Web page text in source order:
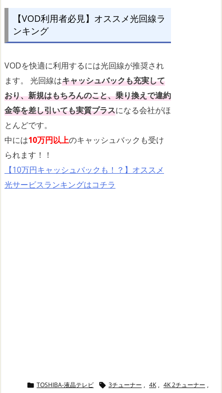
【VOD利用者必見】オススメ光回線ラ
ンキング
VODを快適に利用するには光回線が推奨され
ます。 光回線はキャッシュバックも充実して
おり、新規はもちろんのこと、乗り換えで違約
金等を差し引いても実質プラスになる会社がほ
とんどです。
中には10万円以上のキャッシュバックも受け
られます！！
【10万円キャッシュバックも！？】オススメ
光サービスランキングはコチラ
 TOSHIBA-液晶テレビ  3チューナー , 4K , 4K 2チューナー ,